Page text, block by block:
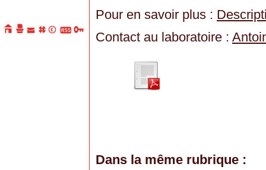
Pour en savoir plus :
Contact au laboratoire :
Dans la même rubrique :